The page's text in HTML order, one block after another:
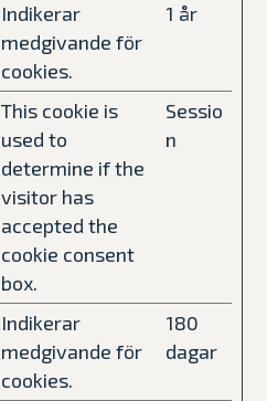
Indikerar
medgivande för
cookies.
1 år
This cookie is
used to
determine if the
visitor has
accepted the
cookie consent
box.
Sessio
n
Indikerar
medgivande för
cookies.
180
dagar